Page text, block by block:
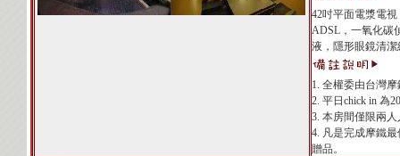
42吋平面電漿電
ADSL，一氧化碳
液，隱形眼鏡清
1. 全權委由台灣
2. 平日chick in 為
3. 本房間僅限兩
4. 凡是完成摩鐵
贈品。